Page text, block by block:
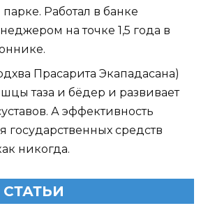
Работал в банке
на точке 1,5 года в
Прасарита Экападасана)
таза и бёдер и развивает
А эффективность
государственных средств
никогда.